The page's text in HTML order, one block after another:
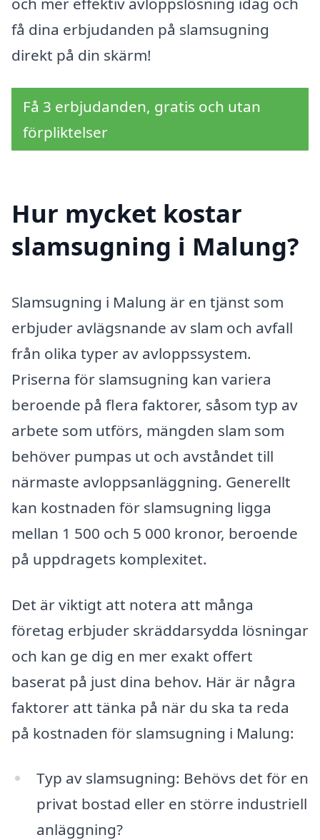
få dina erbjudanden på slamsugning
direkt på din skärm!
Få 3 erbjudanden, gratis och utan
förpliktelser
Hur mycket kostar
slamsugning i Malung?
Slamsugning i Malung är en tjänst som
erbjuder avlägsnande av slam och avfall
från olika typer av avloppssystem.
Priserna för slamsugning kan variera
beroende på flera faktorer, såsom typ av
arbete som utförs, mängden slam som
behöver pumpas ut och avståndet till
närmaste avloppsanläggning. Generellt
kan kostnaden för slamsugning ligga
mellan 1 500 och 5 000 kronor, beroende
på uppdragets komplexitet.
Det är viktigt att notera att många
företag erbjuder skräddarsydda lösningar
och kan ge dig en mer exakt offert
baserat på just dina behov. Här är några
faktorer att tänka på när du ska ta reda
på kostnaden för slamsugning i Malung:
Typ av slamsugning: Behövs det för en
privat bostad eller en större industriell
anläggning?